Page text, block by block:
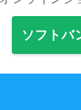
ソフトバ